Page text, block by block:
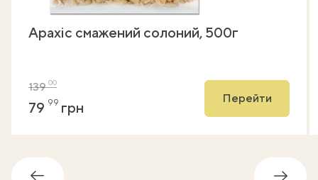
Арахіс смажений солоний, 500г
13900
79 99 грн
Перейти